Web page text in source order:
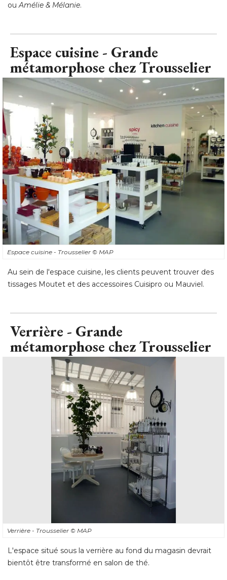
ouAmélie & Mélanie.
Espace cuisine - Grande
métamorphose chez Trousselier
Espace cuisine - Trousselier © MAP
Au sein de l'espace cuisine, les clients peuvent trouver des
tissages Moutet et des accessoires Cuisipro ou Mauviel.
Verrière - Grande
métamorphose chez Trousselier
Verrière - Trousselier © MAP
L'espace situé sous la verrière au fond du magasin devrait
bientôt être transformé en salon de thé.